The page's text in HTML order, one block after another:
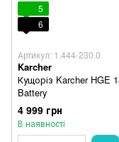
5
6
Артикул: 1.444-230.0
Karcher
Кущоріз Karcher HGE
Battery
4 999 грн
В наявності